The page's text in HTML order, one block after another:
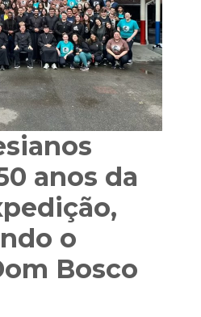
anos da
o
Bosco